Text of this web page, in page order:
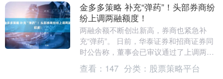
金多多策略 补充“弹药”！头部券商纷
纷上调两融额度！
两融余额不断创出新高，券商也紧急补
充“弹药”。 日前，华泰证券和招商证券同
时公告称，董事会已审议通过了上调两融
业务规模上限的议案。这也是继9月浙商证
券、华林证券....
查看： 147 分类： 股票策略平台